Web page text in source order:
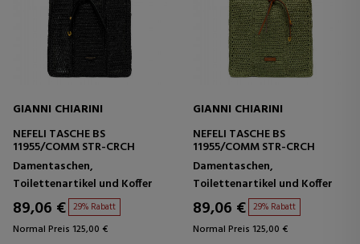
GIANNI CHIARINI
NEFELI TASCHE BS
11955/COMM STR-CRCH
Damentaschen,
Toilettenartikel und Koffer
89,06 € 29% Rabatt
Normal Preis 125,00 €
GIANNI CHIARINI
NEFELI TASCHE BS
11955/COMM STR-CRCH
Damentaschen,
Toilettenartikel und Koffer
89,06 € 29% Rabatt
Normal Preis 125,00 €